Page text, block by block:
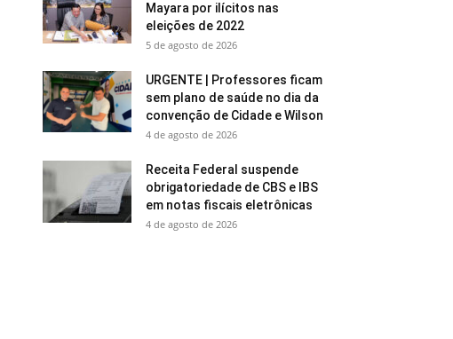
Mayara por ilícitos nas
eleições de 2022
5 de agosto de 2026
URGENTE | Professores ficam
sem plano de saúde no dia da
convenção de Cidade e Wilson
4 de agosto de 2026
Receita Federal suspende
obrigatoriedade de CBS e IBS
em notas fiscais eletrônicas
4 de agosto de 2026